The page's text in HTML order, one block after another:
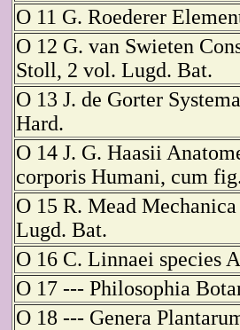
O 11 G. Roederer
O 12 G. van Swieten
Stoll, 2 vol. Lugd. Bat.
O 13 J. de Gorter
Hard.
O 14 J. G. Haasii
corporis Humani, cum
O 15 R. Mead
Lugd. Bat.
O 16 C. Linnaei species
O 17 --- Philosophia
O 18 --- Genera